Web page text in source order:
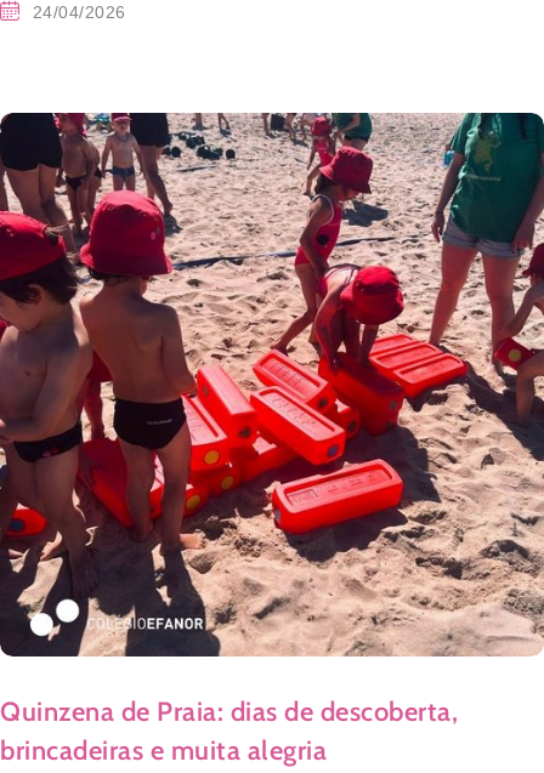
24/04/2026
Quinzena de Praia: dias de descoberta,
brincadeiras e muita alegria